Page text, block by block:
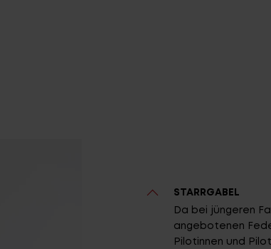
STARRGABEL
Da bei jüngeren
angebotenen
Pilotinnen und